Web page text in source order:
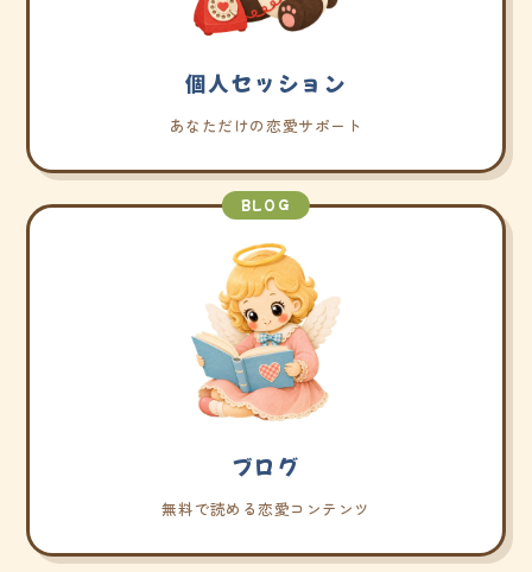
個人セッション
あなただけの恋愛サポート
BLOG
ブログ
無料で読める恋愛コンテンツ